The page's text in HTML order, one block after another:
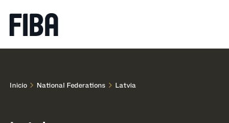
Inicio National Federations Latvia